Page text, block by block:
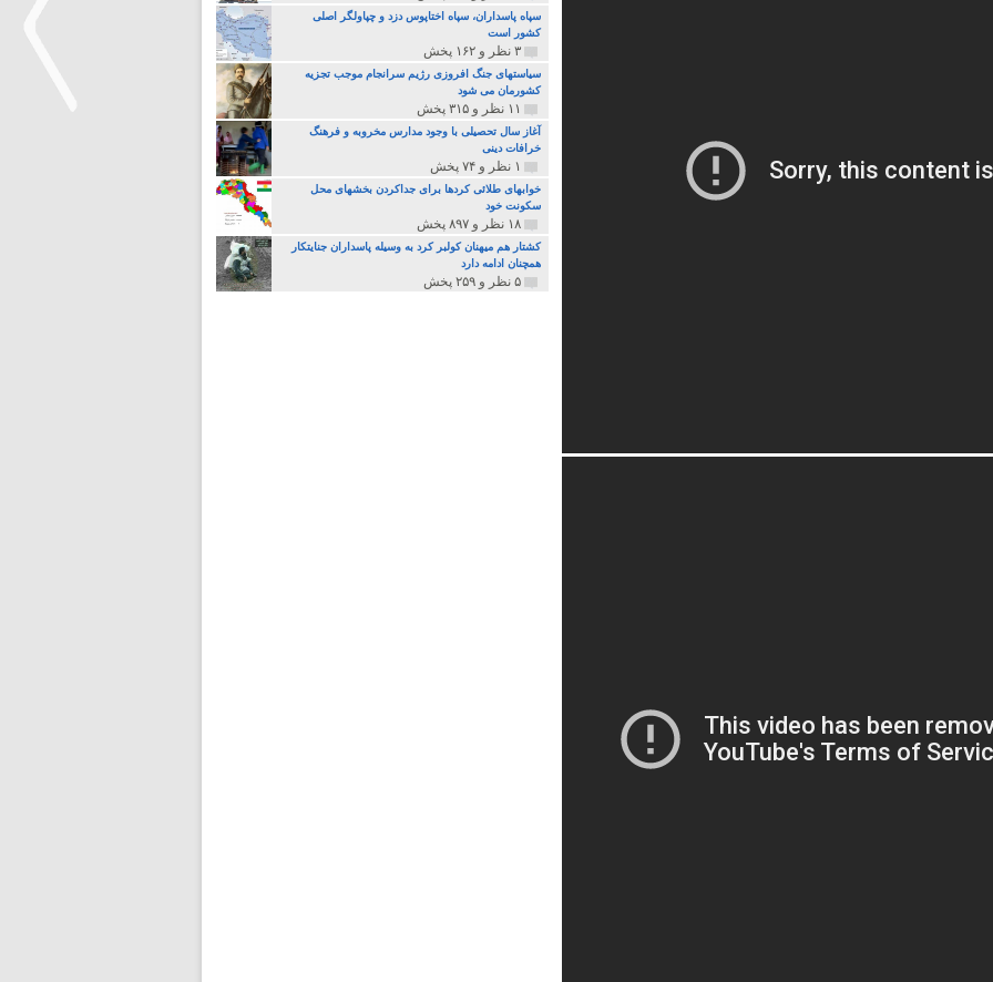
سپاه پاسداران، سپاه اختاپوس دزد و چپاولگر اصلی
کشور است
۳ نظر و ۱۶۲ پخش
سیاستهای جنگ افروزی رژیم سرانجام موجب تجزیه
کشورمان می شود
۱۱ نظر و ۳۱۵ پخش
آغاز سال تحصیلی با وجود مدارس مخروبه و فرهنگ
خرافات دینی
۱ نظر و ۷۴ پخش
خوابهای طلائی کردها برای جداکردن بخشهای محل
سکونت خود
۱۸ نظر و ۸۹۷ پخش
کشتار هم میهنان کولبر کرد به وسیله پاسداران جنایتکار
همچنان ادامه دارد
۵ نظر و ۲۵۹ پخش